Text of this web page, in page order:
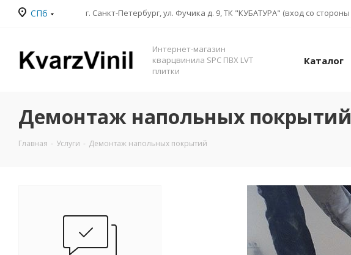
СПб
Интернет-магазин
кварцвинила SPC ПВХ LVT
плитки
Каталог
Демонтаж напольных покрытий
Главная - Услуги - Демонтаж напольных покрытий